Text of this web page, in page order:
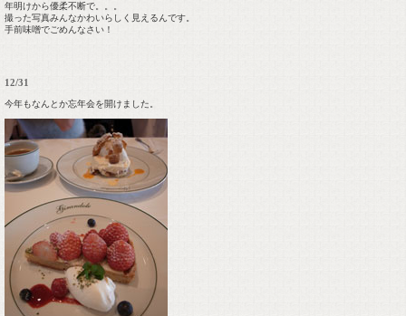
年明けから優柔不断で。。。
撮った写真みんなかわいらしく見えるんです。
手前味噌でごめんなさい！
12/31
今年もなんとか忘年会を開けました。